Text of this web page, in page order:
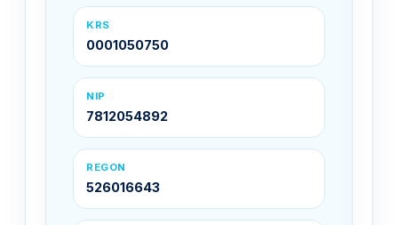
KRS
0001050750
NIP
7812054892
REGON
526016643